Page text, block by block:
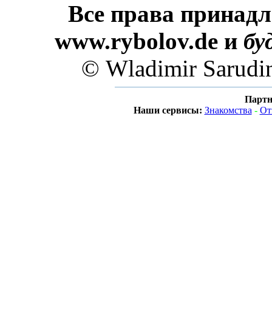
Все права
www.rybolov.de и
© Wladimir
Наши сервисы: Знакомства -